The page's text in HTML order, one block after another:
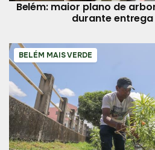
Belém: maior plano de
durante
BELÉM MAIS VERDE